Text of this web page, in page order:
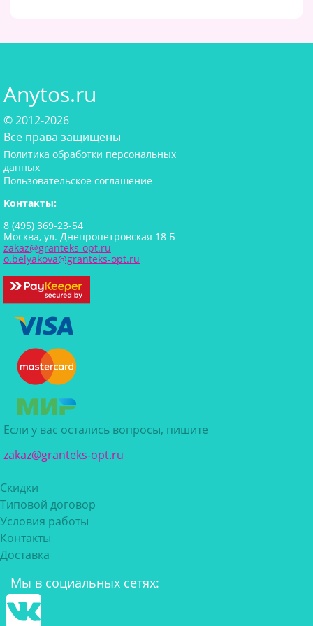
Anytos.ru
© 2012-2026
Все права защищены
Политика обработки персональных
данных
Пользовательское соглашение
Контакты:
8 (495) 369-23-54
Москва, ул. Днепропетровская 18 Б
zakaz@granteks-opt.ru
o.belyakova@granteks-opt.ru
Если у вас остались вопросы, пишите
zakaz@granteks-opt.ru
Скидки
Типовой договор
Условия работы
Контакты
Доставка
Мы в социальных сетях: